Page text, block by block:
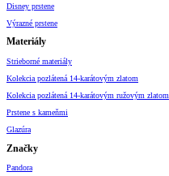
Disney prstene
Výrazné prstene
Materiály
Strieborné materiály
Kolekcia pozlátená 14-karátovým zlatom
Kolekcia pozlátená 14-karátovým ružovým zlatom
Prstene s kameňmi
Glazúra
Značky
Pandora